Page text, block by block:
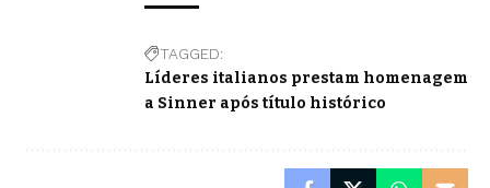
TAGGED:
Líderes italianos prestam homenagem
a Sinner após título histórico